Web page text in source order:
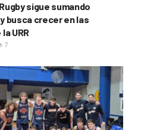
sigue sumando
busca crecer en las
URR
7